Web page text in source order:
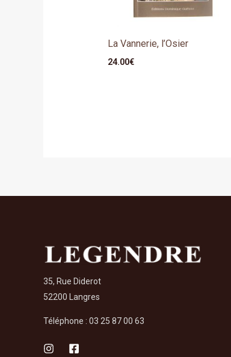
La Vannerie, l’Osier
24.00€
35, Rue Diderot
52200 Langres
Téléphone : 03 25 87 00 63